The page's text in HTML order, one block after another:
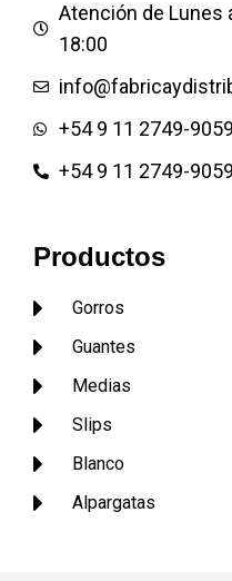
Atención de Lunes
18:00
+54 9 11 2749-9059
+54 9 11 2749-9059
Productos
Gorros
Guantes
Medias
Slips
Blanco
Alpargatas